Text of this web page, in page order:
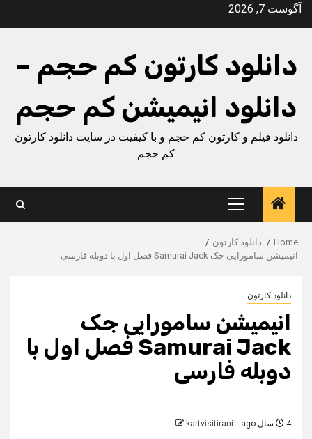
Skipآگوست 7, 2026
دانلود کارتون کم حجم –
دانلود انیمیشن کم حجم
دانلود فیلم و کارتون کم حجم و با کیفیت در سایت دانلود کارتون
کم حجم
Primary
Menu
Home
دانلود کارتون
انیمیشن سامورایی جک Samurai Jack فصل اول با دوبله فارسی
دانلود کارتون
انیمیشن سامورایی جک
Samurai Jack فصل اول با
دوبله فارسی
4 سال ago kartvisitirani